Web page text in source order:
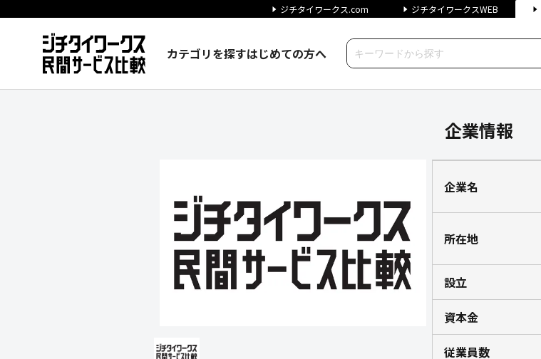
ジチタイワークス.com ジチタイワークスWEB
カテゴリを探すはじめての方へ
企業情報
企業名
所在地
設立
資本金
従業員数